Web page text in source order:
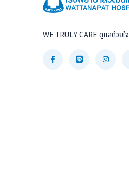
WE TRULY CARE ดูแลด้วยใจ